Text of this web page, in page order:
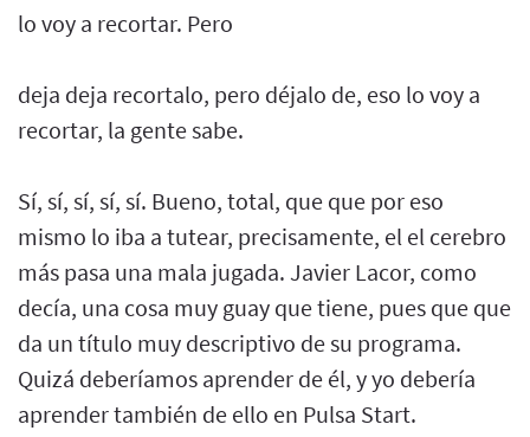
lo voy a recortar. Pero
deja deja recortalo, pero déjalo de, eso lo voy a
recortar, la gente sabe.
Sí, sí, sí, sí, sí. Bueno, total, que que por eso
mismo lo iba a tutear, precisamente, el el cerebro
más pasa una mala jugada. Javier Lacor, como
decía, una cosa muy guay que tiene, pues que que
da un título muy descriptivo de su programa.
Quizá deberíamos aprender de él, y yo debería
aprender también de ello en Pulsa Start.